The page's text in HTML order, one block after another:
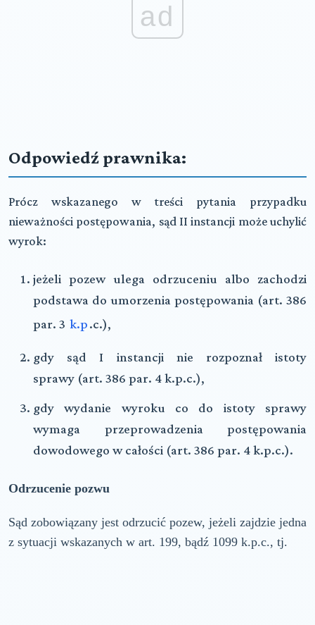
ad
Odpowiedź prawnika:
Prócz wskazanego w treści pytania przypadku
nieważności postępowania, sąd II instancji może uchylić
wyrok:
jeżeli pozew ulega odrzuceniu albo zachodzi
podstawa do umorzenia postępowania (art. 386
par. 3 k.p.c.),
gdy sąd I instancji nie rozpoznał istoty
sprawy (art. 386 par. 4 k.p.c.),
gdy wydanie wyroku co do istoty sprawy
wymaga przeprowadzenia postępowania
dowodowego w całości (art. 386 par. 4 k.p.c.).
Odrzucenie pozwu
Sąd zobowiązany jest odrzucić pozew, jeżeli zajdzie jedna
z sytuacji wskazanych w art. 199, bądź 1099 k.p.c., tj.